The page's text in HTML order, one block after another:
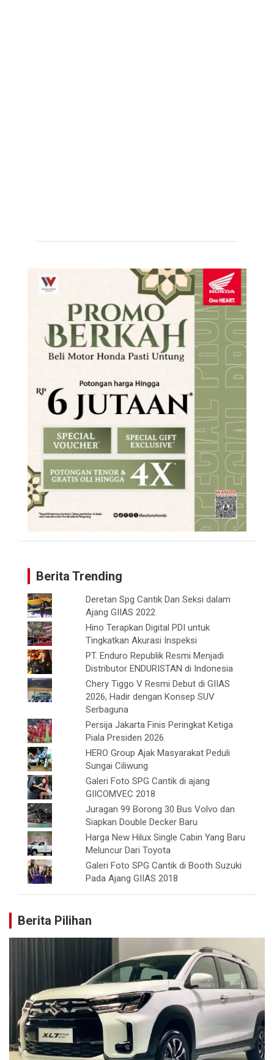
Berita Trending
Deretan Spg Cantik Dan Seksi dalam
Ajang GIIAS 2022
Hino Terapkan Digital PDI untuk
Tingkatkan Akurasi Inspeksi
PT. Enduro Republik Resmi Menjadi
Distributor ENDURISTAN di Indonesia
Chery Tiggo V Resmi Debut di GIIAS
2026, Hadir dengan Konsep SUV
Serbaguna
Persija Jakarta Finis Peringkat Ketiga
Piala Presiden 2026
HERO Group Ajak Masyarakat Peduli
Sungai Ciliwung
Galeri Foto SPG Cantik di ajang
GIICOMVEC 2018
Juragan 99 Borong 30 Bus Volvo dan
Siapkan Double Decker Baru
Harga New Hilux Single Cabin Yang Baru
Meluncur Dari Toyota
Galeri Foto SPG Cantik di Booth Suzuki
Pada Ajang GIIAS 2018
Berita Pilihan